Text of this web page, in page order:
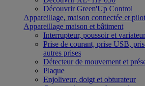
Découvrir Green'Up Control
Appareillage, maison connectée et
Appareillage maison et bâtiment
Interrupteur, poussoir et variateur
Prise de courant, prise USB,
autres prises
Détecteur de mouvement et
Plaque
Enjoliveur, doigt et obturateur